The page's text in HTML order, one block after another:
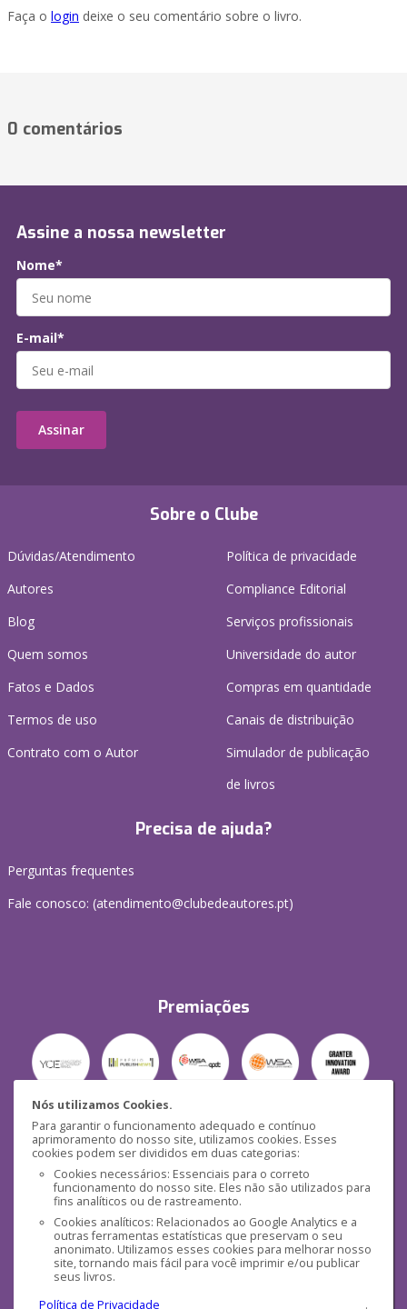
Nós utilizamos Cookies.
Para garantir o funcionamento adequado e contínuo
aprimoramento do nosso site, utilizamos cookies. Esses
cookies podem ser divididos em duas categorias:
Cookies necessários: Essenciais para o correto
funcionamento do nosso site. Eles não são utilizados para
fins analíticos ou de rastreamento.
Cookies analíticos: Relacionados ao Google Analytics e a
outras ferramentas estatísticas que preservam o seu
anonimato. Utilizamos esses cookies para melhorar nosso
site, tornando mais fácil para você imprimir e/ou publicar
seus livros.
Política de Privacidade
.
Faça o login deixe o seu comentário sobre o livro.
0 comentários
Sobre o Clube
Dúvidas/Atendimento
Autores
Blog
Quem somos
Fatos e Dados
Termos de uso
Contrato com o Autor
Política de privacidade
Compliance Editorial
Serviços profissionais
Universidade do autor
Compras em quantidade
Canais de distribuição
Simulador de publicação
de livros
Precisa de ajuda?
Perguntas frequentes
Fale conosco: (atendimento@clubedeautores.pt)
Premiações
Segurança
Mídias Sociais
Assine a nossa newsletter
Nome*
E-mail*
Assinar